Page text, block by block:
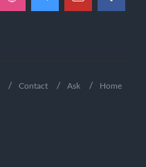
Home
Ask
Contact